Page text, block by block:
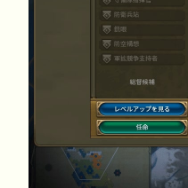
で行けるのか～(4)